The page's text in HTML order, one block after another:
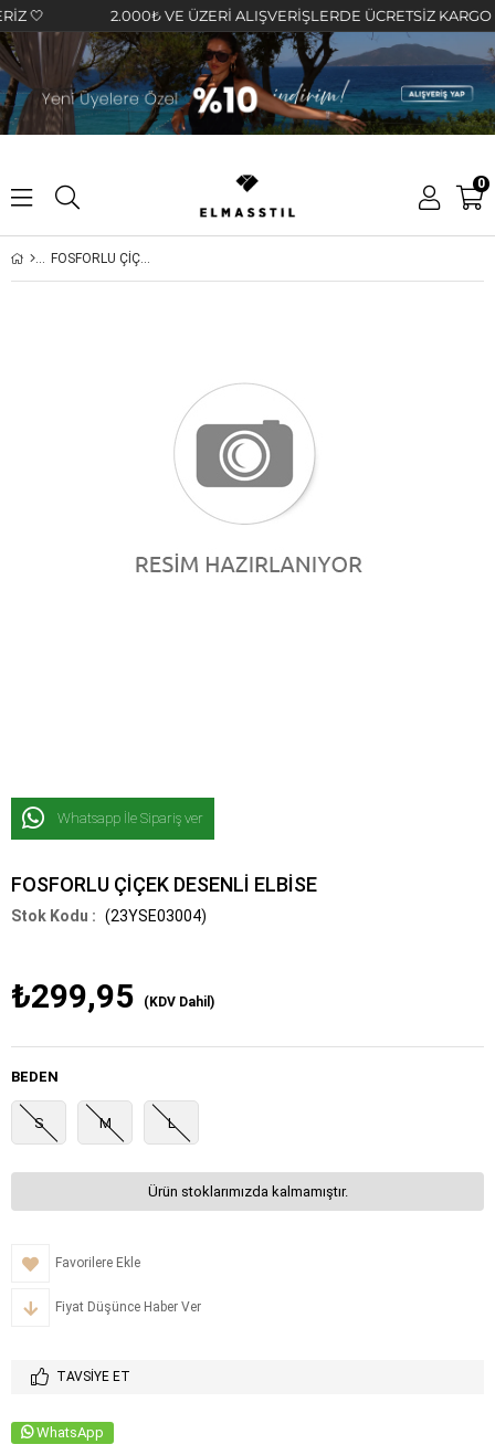
🤍 2.000₺ VE ÜZERİ ALIŞVERİŞLERDE ÜCRETSİZ KARGO
0
FOSFORLU ÇİÇEK DESENLİ ELBİSE
Whatsapp İle Sipariş ver
FOSFORLU ÇİÇEK DESENLİ ELBİSE
(23YSE03004)
₺299,95 (KDV Dahil)
BEDEN
S M L
Ürün stoklarımızda kalmamıştır.
Favorilere Ekle
Fiyat Düşünce Haber Ver
TAVSIYE ET
WhatsApp